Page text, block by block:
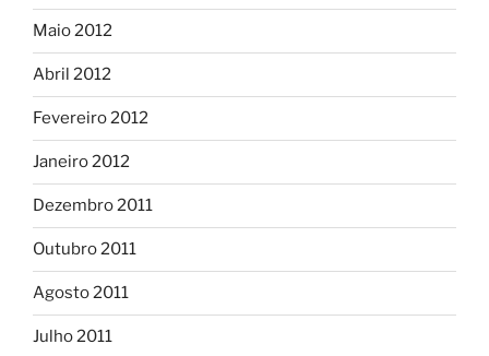
Maio 2012
Abril 2012
Fevereiro 2012
Janeiro 2012
Dezembro 2011
Outubro 2011
Agosto 2011
Julho 2011